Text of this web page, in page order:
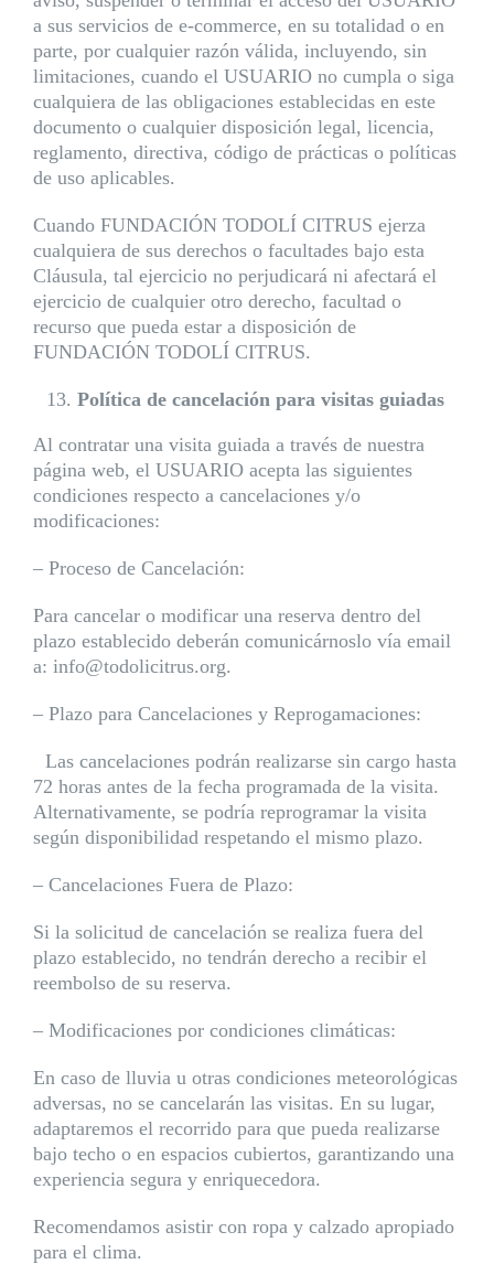
a sus servicios de e-commerce, en su totalidad o en
parte, por cualquier razón válida, incluyendo, sin
limitaciones, cuando el USUARIO no cumpla o siga
cualquiera de las obligaciones establecidas en este
documento o cualquier disposición legal, licencia,
reglamento, directiva, código de prácticas o políticas
de uso aplicables.
Cuando FUNDACIÓN TODOLÍ CITRUS ejerza
cualquiera de sus derechos o facultades bajo esta
Cláusula, tal ejercicio no perjudicará ni afectará el
ejercicio de cualquier otro derecho, facultad o
recurso que pueda estar a disposición de
FUNDACIÓN TODOLÍ CITRUS.
Política de cancelación para visitas guiadas
Al contratar una visita guiada a través de nuestra
página web, el USUARIO acepta las siguientes
condiciones respecto a cancelaciones y/o
modificaciones:
– Proceso de Cancelación:
Para cancelar o modificar una reserva dentro del
plazo establecido deberán comunicárnoslo vía email
a: info@todolicitrus.org.
– Plazo para Cancelaciones y Reprogamaciones:
Las cancelaciones podrán realizarse sin cargo hasta
72 horas antes de la fecha programada de la visita.
Alternativamente, se podría reprogramar la visita
según disponibilidad respetando el mismo plazo.
– Cancelaciones Fuera de Plazo:
Si la solicitud de cancelación se realiza fuera del
plazo establecido, no tendrán derecho a recibir el
reembolso de su reserva.
– Modificaciones por condiciones climáticas:
En caso de lluvia u otras condiciones meteorológicas
adversas, no se cancelarán las visitas. En su lugar,
adaptaremos el recorrido para que pueda realizarse
bajo techo o en espacios cubiertos, garantizando una
experiencia segura y enriquecedora.
Recomendamos asistir con ropa y calzado apropiado
para el clima.